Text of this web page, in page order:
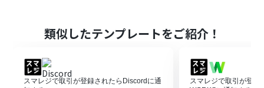
■フローボットの流れ
次に、トリガーでYoomデータベーストリガーを選択し、
「データベースから対象のレコードを選択する」アクショ
類似したテンプレートをご紹介！
スマレジで取引が登録されたらDiscordに通
スマレジで取引が登録